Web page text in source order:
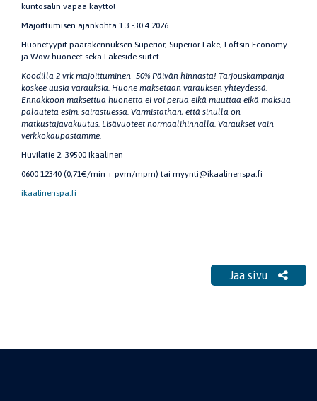
kuntosalin vapaa käyttö!
Majoittumisen ajankohta 1.3.-30.4.2026
Huonetyypit päärakennuksen Superior, Superior Lake, Loftsin Economy
ja Wow huoneet sekä Lakeside suitet.
Koodilla 2 vrk majoittuminen -50% Päivän hinnasta! Tarjouskampanja
koskee uusia varauksia. Huone maksetaan varauksen yhteydessä.
Ennakkoon maksettua huonetta ei voi perua eikä muuttaa eikä maksua
palauteta esim. sairastuessa. Varmistathan, että sinulla on
matkustajavakuutus. Lisävuoteet normaalihinnalla. Varaukset vain
verkkokaupastamme.
Huvilatie 2, 39500 Ikaalinen
0600 12340 (0,71€/min + pvm/mpm) tai myynti@ikaalinenspa.fi
ikaalinenspa.fi
Jaa sivu